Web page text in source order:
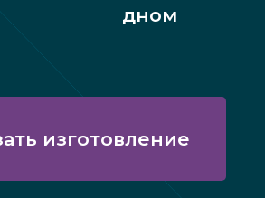
дном
изготовление